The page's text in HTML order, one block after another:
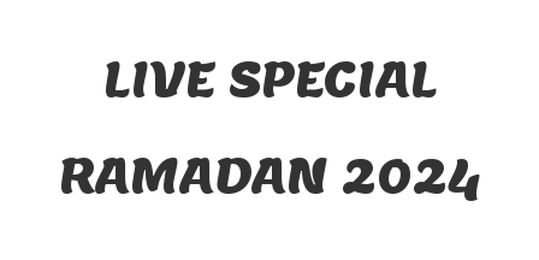
LIVE SPECIAL
RAMADAN 2024